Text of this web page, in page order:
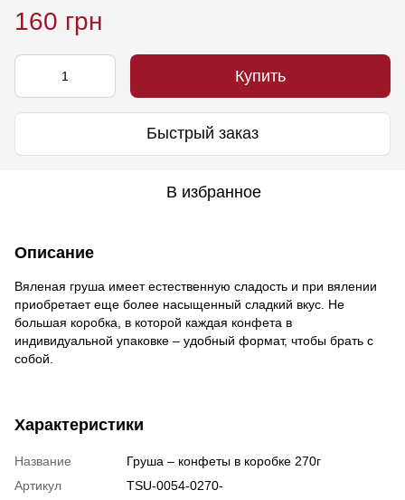
160 грн
Купить
Быстрый заказ
В избранное
Описание
Вяленая груша имеет естественную сладость и при вялении
приобретает еще более насыщенный сладкий вкус. Не
большая коробка, в которой каждая конфета в
индивидуальной упаковке – удобный формат, чтобы брать с
собой.
Характеристики
Название
Груша – конфеты в коробке 270г
Артикул
TSU-0054-0270-